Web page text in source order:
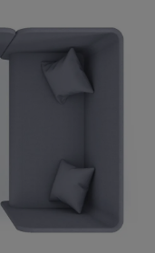
Edizione